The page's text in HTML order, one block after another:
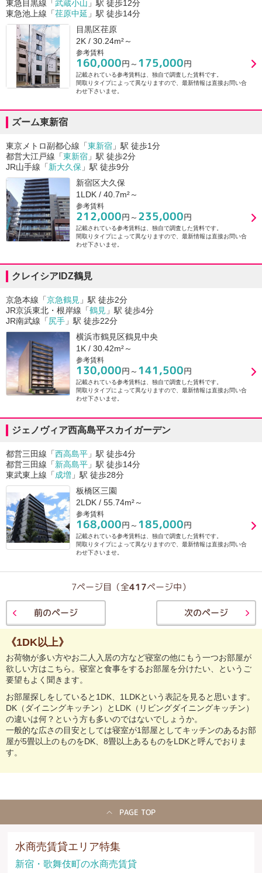
東急目黒線「 武蔵小山 」駅 徒歩12分
東急池上線「荏原中延 」駅 徒歩14分
目黒区荏原
2K / 30.24m²～
参考賃料
160,000円～ 175,000円
記載されている参考賃料は、独自で調査した賃料です。
間取りタイプによって異なりますので、最新情報は直接お問い合
わせ下さいませ。
ズーム東新宿
東京メトロ副都心線「東新宿 」駅 徒歩1分
都営大江戸線「東新宿 」駅 徒歩2分
JR山手線「新大久保 」駅 徒歩9分
新宿区大久保
1LDK / 40.7m²～
参考賃料
212,000円～ 235,000円
記載されている参考賃料は、独自で調査した賃料です。
間取りタイプによって異なりますので、最新情報は直接お問い合
わせ下さいませ。
クレイシアIDZ鶴見
京急本線「京急鶴見 」駅 徒歩2分
JR京浜東北・根岸線「鶴見 」駅 徒歩4分
JR南武線「尻手 」駅 徒歩22分
横浜市鶴見区鶴見中央
1K / 30.42m²～
参考賃料
130,000円～ 141,500円
記載されている参考賃料は、独自で調査した賃料です。
間取りタイプによって異なりますので、最新情報は直接お問い合
わせ下さいませ。
ジェノヴィア西高島平スカイガーデン
都営三田線「西高島平 」駅 徒歩4分
都営三田線「新高島平 」駅 徒歩14分
東武東上線「成増 」駅 徒歩28分
板橋区三園
2LDK / 55.74m²～
参考賃料
168,000円～ 185,000円
記載されている参考賃料は、独自で調査した賃料です。
間取りタイプによって異なりますので、最新情報は直接お問い合
わせ下さいませ。
7ページ目（全417ページ中）
前のページ 次のページ
《1DK以上》
お荷物が多い方やお二人入居の方など寝室の他にもう一つお部屋が
欲しい方はこちら。寝室と食事をするお部屋を分けたい、というご
要望もよく聞きます。
お部屋探しをしていると1DK、1LDKという表記を見ると思います。
DK（ダイニングキッチン）とLDK（リビングダイニングキッチン）
の違いは何？という方も多いのではないでしょうか。
一般的な広さの目安としては寝室が1部屋としてキッチンのあるお部
屋が5畳以上のものをDK、8畳以上あるものをLDKと呼んでおりま
す。
PAGE TOP
水商売賃貸エリア特集
新宿・歌舞伎町の水商売賃貸